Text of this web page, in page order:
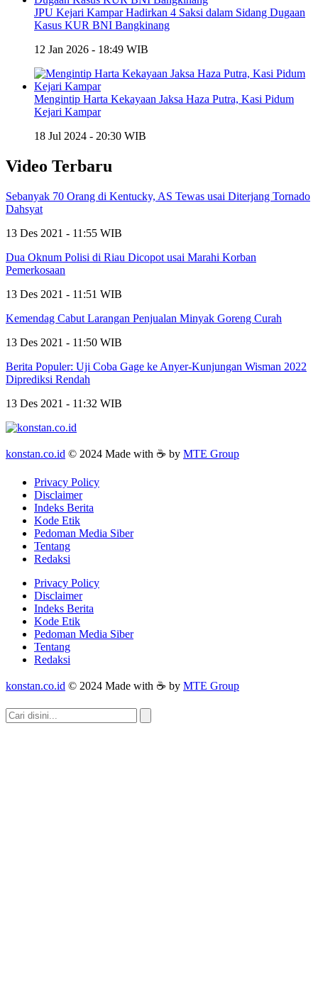
JPU Kejari Kampar Hadirkan 4 Saksi dalam Sidang Dugaan
Kasus KUR BNI Bangkinang
12 Jan 2026 - 18:49 WIB
Mengintip Harta Kekayaan Jaksa Haza Putra, Kasi Pidum
Kejari Kampar
18 Jul 2024 - 20:30 WIB
Video Terbaru
Sebanyak 70 Orang di Kentucky, AS Tewas usai Diterjang Tornado
Dahsyat
13 Des 2021 - 11:55 WIB
Dua Oknum Polisi di Riau Dicopot usai Marahi Korban
Pemerkosaan
13 Des 2021 - 11:51 WIB
Kemendag Cabut Larangan Penjualan Minyak Goreng Curah
13 Des 2021 - 11:50 WIB
Berita Populer: Uji Coba Gage ke Anyer-Kunjungan Wisman 2022
Diprediksi Rendah
13 Des 2021 - 11:32 WIB
konstan.co.id © 2024 Made with ☕ by MTE Group
Privacy Policy
Disclaimer
Indeks Berita
Kode Etik
Pedoman Media Siber
Tentang
Redaksi
Privacy Policy
Disclaimer
Indeks Berita
Kode Etik
Pedoman Media Siber
Tentang
Redaksi
konstan.co.id © 2024 Made with ☕ by MTE Group